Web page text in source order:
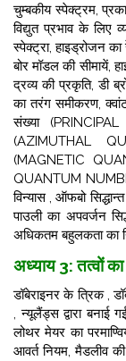
चुम्बकीय स्पेक्ट्रम,
विद्युत प्रभाव के लिए
स्पेक्ट्रा, हाइड्रोजन
बोर मॉडल की सीमायें,
द्रव्य की प्रकृति, डी
का तरंग समीकरण,
संख्या
(AZIMUTHAL
(MAGNETIC
QUANTUM
विन्यास , ऑफबो
पाउली का अपवर्जन
अधिकतम बहुलकता का
अध्याय 3: तत्वों का
डॉबेराइनर के त्रिक ,
, न्यूलैंड्स द्वारा बनाई
लोथर मेयर का
आवर्त नियम, मैडलीव